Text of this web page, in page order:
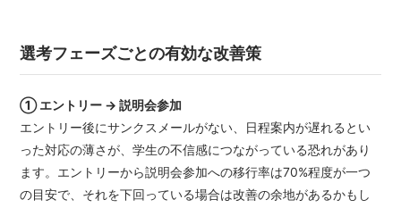
選考フェーズごとの有効な改善策
① エントリー → 説明会参加
エントリー後にサンクスメールがない、日程案内が遅れるとい
った対応の薄さが、学生の不信感につながっている恐れがあり
ます。エントリーから説明会参加への移行率は70%程度が一つ
の目安で、それを下回っている場合は改善の余地があるかもし